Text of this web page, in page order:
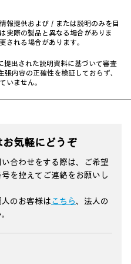
サ、最大50TOPS NPU
インストア
サ、最大50TOPS NPU
インストア
報提供および／または説明のみを目
実際の製品と異なる場合がありま
される場合があります。
提出された説明資料に基づいて審査
内容の正確性を検証しておらず、
いません。
気軽にどうぞ
合わせをする際は、ご希望
を控えてご連絡をお願いし
のお客様はこちら、法人の